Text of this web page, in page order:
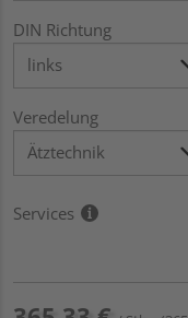
DIN Richtung
Veredelung
Services